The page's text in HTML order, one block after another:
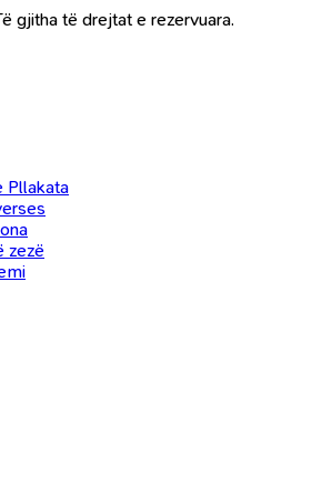
gjitha të drejtat e rezervuara.
Pllakata
zezë